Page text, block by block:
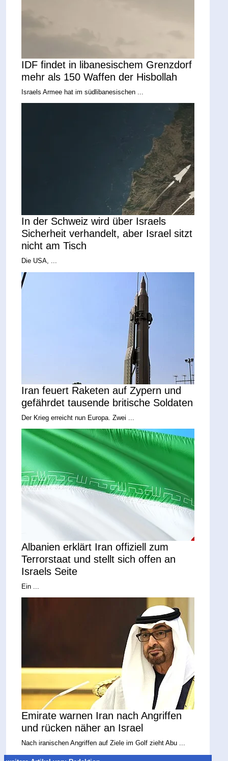
IDF findet in libanesischem Grenzdorf
mehr als 150 Waffen der Hisbollah
Israels Armee hat im südlibanesischen ...
In der Schweiz wird über Israels
Sicherheit verhandelt, aber Israel sitzt
nicht am Tisch
Die USA, ...
Iran feuert Raketen auf Zypern und
gefährdet tausende britische Soldaten
Der Krieg erreicht nun Europa. Zwei ...
Albanien erklärt Iran offiziell zum
Terrorstaat und stellt sich offen an
Israels Seite
Ein ...
Emirate warnen Iran nach Angriffen
und rücken näher an Israel
Nach iranischen Angriffen auf Ziele im Golf zieht Abu ...